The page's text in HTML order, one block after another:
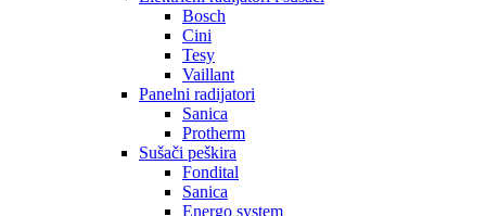
Bosch
Cini
Tesy
Vaillant
Panelni radijatori
Sanica
Protherm
Sušači peškira
Fondital
Sanica
Energo system